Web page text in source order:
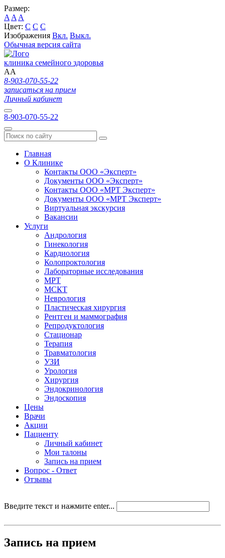
Размер:
A A A
Цвет: C C C
Изображения Вкл. Выкл.
Обычная версия сайта
клиника семейного здоровья
AA
8-903-070-55-22
записаться на прием
Личный кабинет
8-903-070-55-22
Главная
О Клинике
Контакты ООО «Эксперт»
Документы ООО «Эксперт»
Контакты ООО «МРТ Эксперт»
Документы ООО «МРТ Эксперт»
Виртуальная экскурсия
Вакансии
Услуги
Андрология
Гинекология
Кардиология
Колопроктология
Лабораторные исследования
МРТ
МСКТ
Неврология
Пластическая хирургия
Рентген и маммография
Репродуктология
Стационар
Терапия
Травматология
УЗИ
Урология
Хирургия
Эндокринология
Эндоскопия
Цены
Врачи
Акции
Пациенту
Личный кабинет
Мои талоны
Запись на прием
Вопрос - Ответ
Отзывы
Введите текст и нажмите enter...
Запись на прием